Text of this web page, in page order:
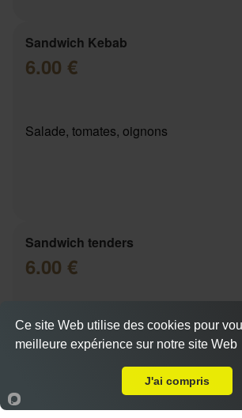
Sandwich Kebab
6.00 €
Salade, tomates, oignons
Sandwich tenders
6.00 €
Salade, tomates, oignons
Accueil Panier
Actuellement
Ce site Web utilise des cookies pour
meilleure expérience sur notre site Web
J'ai compris